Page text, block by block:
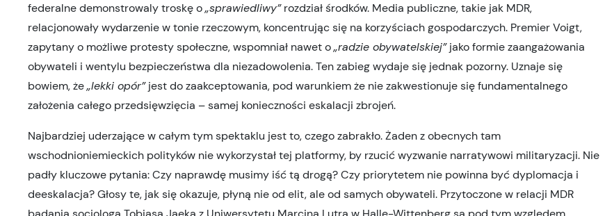
federalne demonstrowaly troskę o„sprawiedliwy”rozdział środków. Media publiczne, takie jak MDR,
relacjonowały wydarzenie w tonie rzeczowym, koncentrując się na korzyściach gospodarczych. Premier Voigt,
zapytany o możliwe protesty społeczne, wspomniał nawet o„radzie obywatelskiej”jako formie zaangażowania
obywateli i wentylu bezpieczeństwa dla niezadowolenia. Ten zabieg wydaje się jednak pozorny. Uznaje się
bowiem, że„lekki opór”jest do zaakceptowania, pod warunkiem że nie zakwestionuje się fundamentalnego
założenia całego przedsięwzięcia – samej konieczności eskalacji zbrojeń.
Najbardziej uderzające w całym tym spektaklu jest to, czego zabrakło. Żaden z obecnych tam
wschodnioniemieckich polityków nie wykorzystał tej platformy, by rzucić wyzwanie narratywowi militaryzacji. Nie
padły kluczowe pytania: Czy naprawdę musimy iść tą drogą? Czy priorytetem nie powinna być dyplomacja i
deeskalacja? Głosy te, jak się okazuje, płyną nie od elit, ale od samych obywateli. Przytoczone w relacji MDR